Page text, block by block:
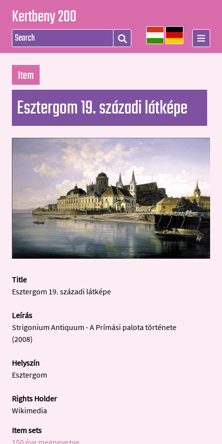
Kertbeny 200
Esztergom 19. századi látképe
Item
Title
Esztergom 19. századi látképe
Leírás
Strigonium Antiquum - A Prímási palota története
(2008)
Helyszín
Esztergom
Rights Holder
Wikimedia
Item sets